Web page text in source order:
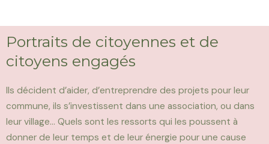
Portraits de citoyennes et de
citoyens engagés
Ils décident d’aider, d’entreprendre des projets pour leur
commune, ils s’investissent dans une association, ou dans
leur village… Quels sont les ressorts qui les poussent à
donner de leur temps et de leur énergie pour une cause